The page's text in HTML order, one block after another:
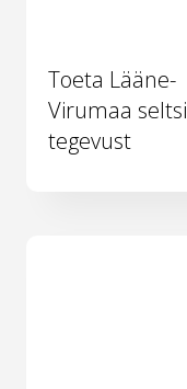
Toeta Lääne-
Virumaa seltsi
tegevust